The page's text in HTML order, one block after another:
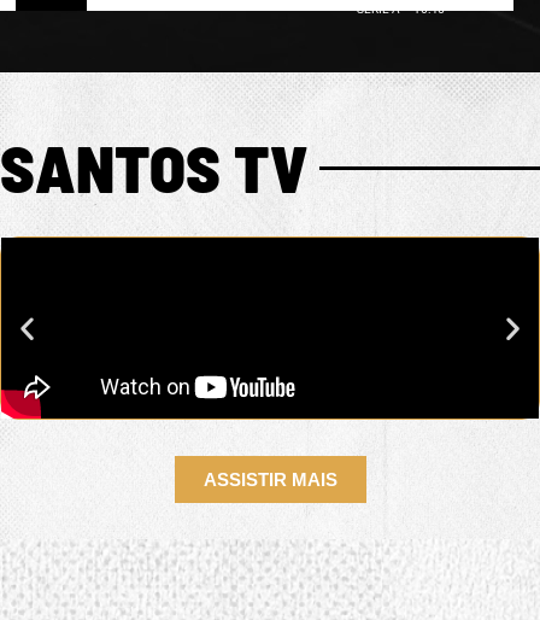
SERIE A – 16:45
SANTOS TV
ASSISTIR MAIS